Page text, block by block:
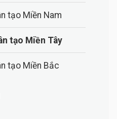
tạo Miền Nam
tạo Miền Tây
tạo Miền Bắc